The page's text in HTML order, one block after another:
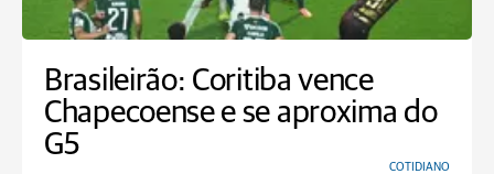
Brasileirão: Coritiba vence
Chapecoense e se aproxima do
G5
COTIDIANO